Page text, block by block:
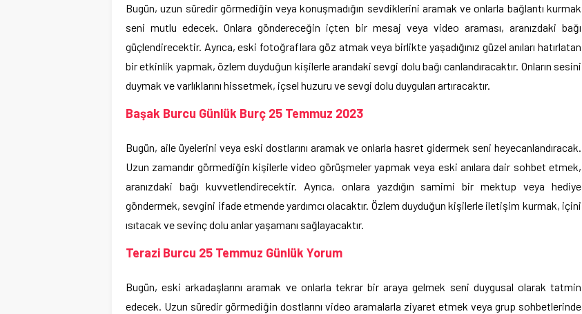
Bugün, uzun süredir görmediğin veya konuşmadığın sevdiklerini aramak ve onlarla bağlantı kurmak
seni mutlu edecek. Onlara göndereceğin içten bir mesaj veya video araması, aranızdaki bağı
güçlendirecektir. Ayrıca, eski fotoğraflara göz atmak veya birlikte yaşadığınız güzel anıları hatırlatan
bir etkinlik yapmak, özlem duyduğun kişilerle arandaki sevgi dolu bağı canlandıracaktır. Onların sesini
duymak ve varlıklarını hissetmek, içsel huzuru ve sevgi dolu duyguları artıracaktır.
Başak Burcu Günlük Burç 25 Temmuz 2023
Bugün, aile üyelerini veya eski dostlarını aramak ve onlarla hasret gidermek seni heyecanlandıracak.
Uzun zamandır görmediğin kişilerle video görüşmeler yapmak veya eski anılara dair sohbet etmek,
aranızdaki bağı kuvvetlendirecektir. Ayrıca, onlara yazdığın samimi bir mektup veya hediye
göndermek, sevgini ifade etmende yardımcı olacaktır. Özlem duyduğun kişilerle iletişim kurmak, içini
ısıtacak ve sevinç dolu anlar yaşamanı sağlayacaktır.
Terazi Burcu 25 Temmuz Günlük Yorum
Bugün, eski arkadaşlarını aramak ve onlarla tekrar bir araya gelmek seni duygusal olarak tatmin
edecek. Uzun süredir görmediğin dostlarını video aramalarla ziyaret etmek veya grup sohbetlerinde